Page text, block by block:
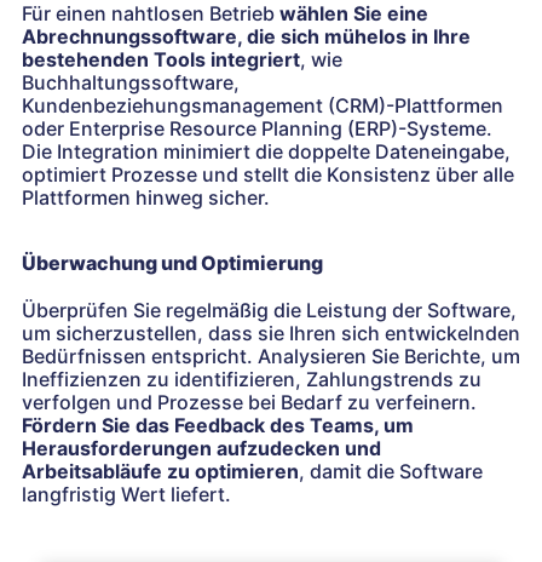
Für einen nahtlosen Betrieb wählen Sie eine
Abrechnungssoftware, die sich mühelos in Ihre
bestehenden Tools integriert, wie
Buchhaltungssoftware,
Kundenbeziehungsmanagement (CRM)-Plattformen
oder Enterprise Resource Planning (ERP)-Systeme.
Die Integration minimiert die doppelte Dateneingabe,
optimiert Prozesse und stellt die Konsistenz über alle
Plattformen hinweg sicher.
Überwachung und Optimierung
Überprüfen Sie regelmäßig die Leistung der Software,
um sicherzustellen, dass sie Ihren sich entwickelnden
Bedürfnissen entspricht. Analysieren Sie Berichte, um
Ineffizienzen zu identifizieren, Zahlungstrends zu
verfolgen und Prozesse bei Bedarf zu verfeinern.
Fördern Sie das Feedback des Teams, um
Herausforderungen aufzudecken und
Arbeitsabläufe zu optimieren, damit die Software
langfristig Wert liefert.